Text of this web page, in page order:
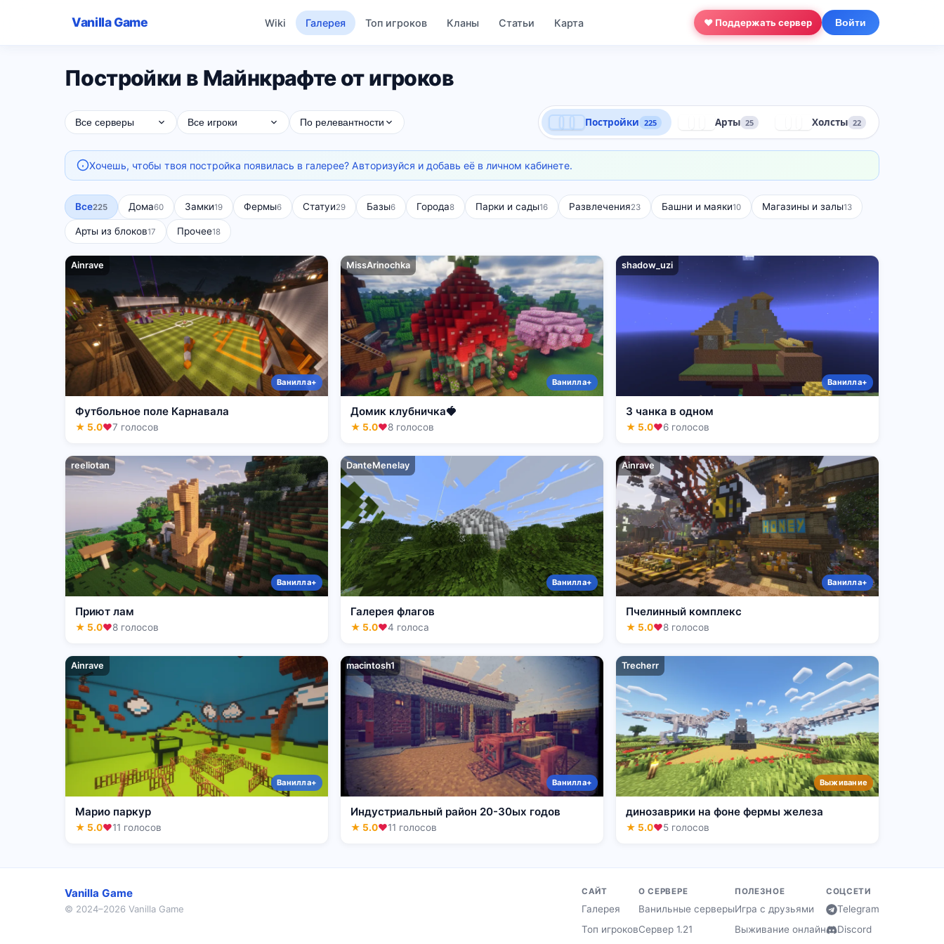
Vanilla Game Wiki Галерея Топ игроков Кланы Статьи Карта ❤ Поддержать сервер Войти
Постройки в Майнкрафте от игроков
Все серверы Все игроки По релевантности Постройки 225 Арты 25 Холсты 22
Хочешь, чтобы твоя постройка появилась в галерее? Авторизуйся и добавь её в личном кабинете.
Все225 Дома60 Замки19 Фермы6 Статуи29 Базы6 Города8 Парки и сады16 Развлечения23 Башни и маяки10 Магазины и залы13
Арты из блоков17 Прочее18
Ainrave
Ванилла+
Футбольное поле Карнавала
★ 5.0❤7 голосов
MissArinochka
Ванилла+
Домик клубничка🍓
★ 5.0❤8 голосов
shadow_uzi
Ванилла+
3 чанка в одном
★ 5.0❤6 голосов
reeliotan
Ванилла+
Приют лам
★ 5.0❤8 голосов
DanteMenelay
Ванилла+
Галерея флагов
★ 5.0❤4 голоса
Ainrave
Ванилла+
Пчелинный комплекс
★ 5.0❤8 голосов
Ainrave
Ванилла+
Марио паркур
★ 5.0❤11 голосов
macintosh1
Ванилла+
Индустриальный район 20-30ых годов
★ 5.0❤11 голосов
Trecherr
Выживание
динозаврики на фоне фермы железа
★ 5.0❤5 голосов
Vanilla Game
© 2024–2026 Vanilla Game
САЙТ
Галерея
Топ игроков
О СЕРВЕРЕ
Ванильные серверы
Сервер 1.21
ПОЛЕЗНОЕ
Игра с друзьями
Выживание онлайн
СОЦСЕТИ
Telegram
Discord